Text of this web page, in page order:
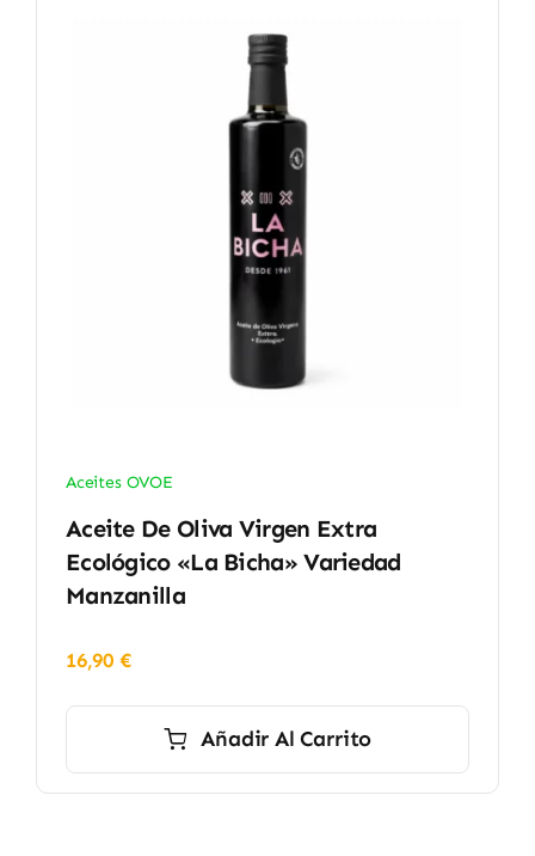
Aceites OVOE
Aceite De Oliva Virgen Extra
Ecológico «La Bicha» Variedad
Manzanilla
16,90 €
Añadir Al Carrito